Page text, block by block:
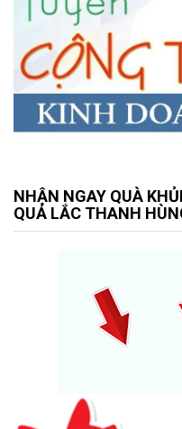
NHẬN NGAY QUÀ
QUẢ LẮC THANH